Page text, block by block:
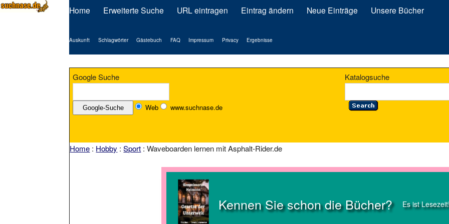
Home Erweiterte Suche URL eintragen Eintrag ändern Neue Einträge Unsere Bücher
Auskunft Schlagwörter Gästebuch FAQ Impressum Privacy Ergebnisse
Google Suche
Web www.suchnase.de
Katalogsuche
Home : Hobby :Sport : Waveboarden lernen mit Asphalt-Rider.de
Kennen Sie schon die Bücher? Es ist